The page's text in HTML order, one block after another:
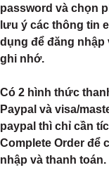
password và chọn
lưu ý các thông tin
dụng để đăng nhập
ghi nhớ.
Có 2 hình thức
Paypal và visa/
paypal thì chỉ cần
Complete Order để
nhập và thanh toán.